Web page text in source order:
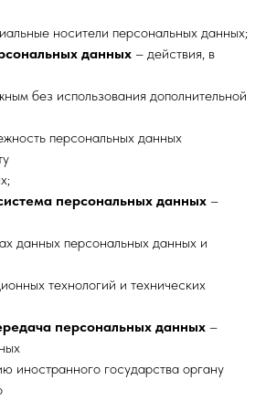
носители персональных данных;
данных – действия, в
без использования дополнительной
персональных данных
персональных данных –
данных персональных данных и
технологий и технических
персональных данных –
иностранного государства органу